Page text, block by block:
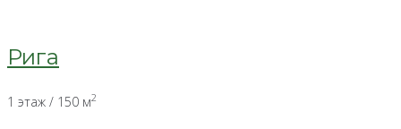
Рига
1 этаж / 150 м2